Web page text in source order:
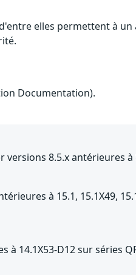
elles permettent à
Documentation).
versions 8.5.x antérieures à
à 15.1, 15.1X49,
à 14.1X53-D12 sur séries